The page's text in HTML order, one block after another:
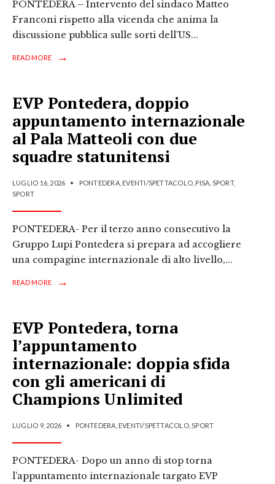
PONTEDERA – Intervento del sindaco Matteo
Franconi rispetto alla vicenda che anima la
discussione pubblica sulle sorti dell’US...
READ MORE →
EVP Pontedera, doppio
appuntamento internazionale
al Pala Matteoli con due
squadre statunitensi
LUGLIO 16, 2026 • PONTEDERA, EVENTI/SPETTACOLO, PISA SPORT,
SPORT
PONTEDERA- Per il terzo anno consecutivo la
Gruppo Lupi Pontedera si prepara ad accogliere
una compagine internazionale di alto livello,...
READ MORE →
EVP Pontedera, torna
l’appuntamento
internazionale: doppia sfida
con gli americani di
Champions Unlimited
LUGLIO 9, 2026 • PONTEDERA EVENTI/SPETTACOLO,SPORT
PONTEDERA- Dopo un anno di stop torna
l’appuntamento internazionale targato EVP